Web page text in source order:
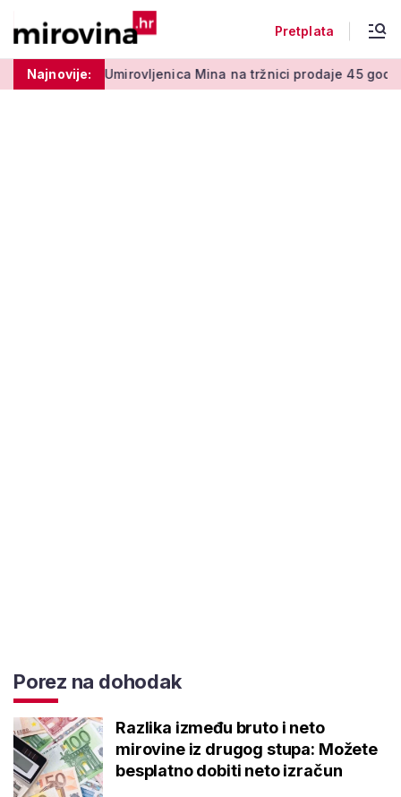
Pretplata
Najnovije:
centi Umirovljenica Mina na tržnici prodaje 45 godina:
Porez na dohodak
Razlika između bruto i neto
mirovine iz drugog stupa: Možete
besplatno dobiti neto izračun